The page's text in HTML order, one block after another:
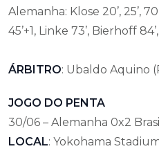
Alemanha: Klose 20’, 25’,
45’+1, Linke 73’,
ÁRBITRO: Ubaldo Aquino
JOGO DO PENTA
30/06 – Alemanha 0x2
LOCAL: Yokohama